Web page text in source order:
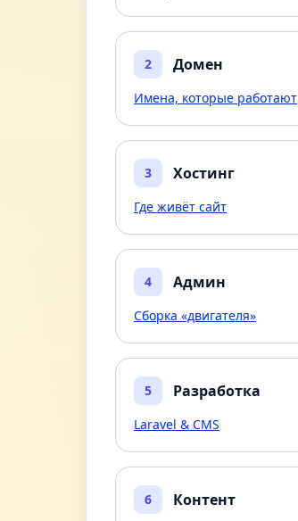
2 Домен
Имена, которые работают
3 Хостинг
Где живёт сайт
4 Админ
Сборка «двигателя»
5 Разработка
Laravel & CMS
6 Контент